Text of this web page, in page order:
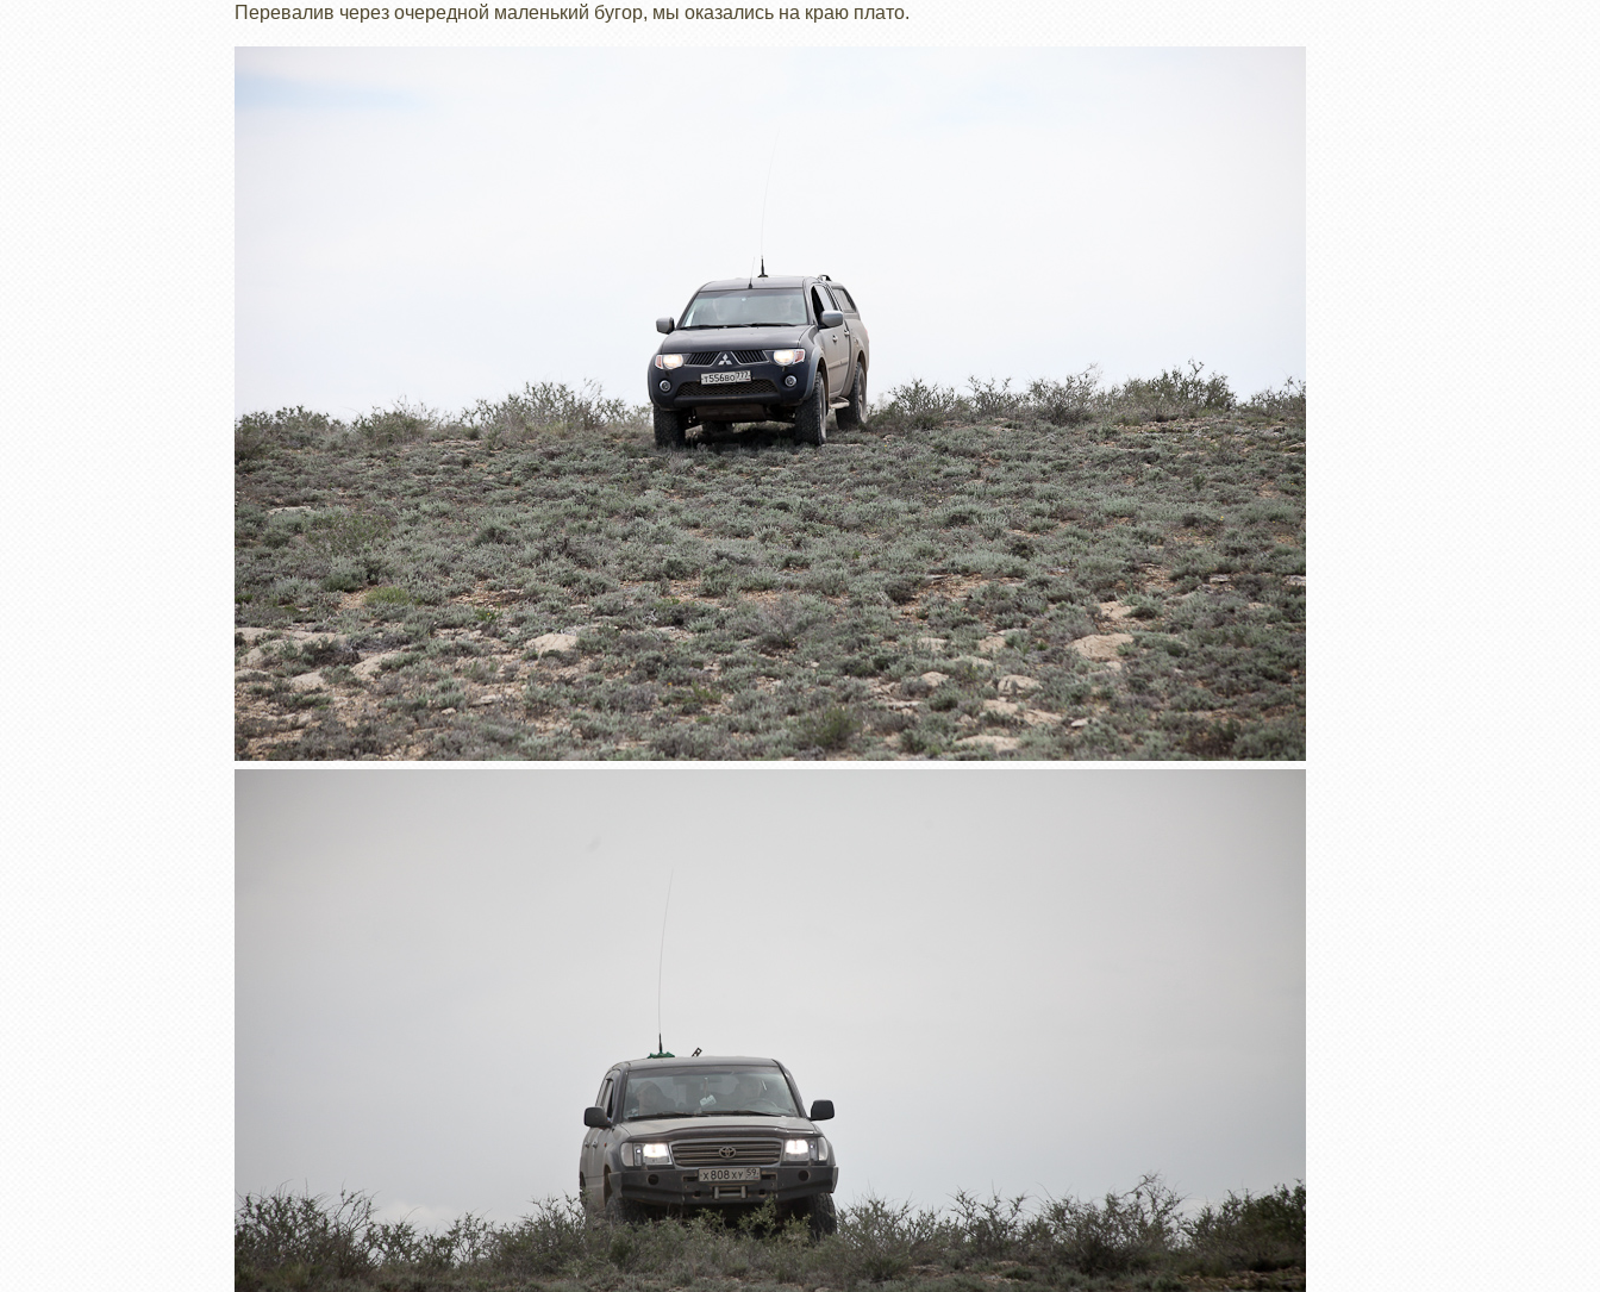
Перевалив через очередной маленький бугор, мы оказались на краю плато.